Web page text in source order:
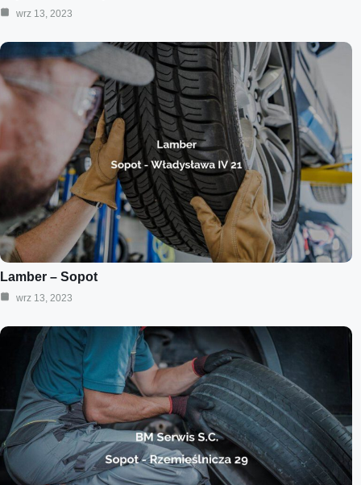
wrz 13, 2023
Lamber – Sopot
wrz 13, 2023